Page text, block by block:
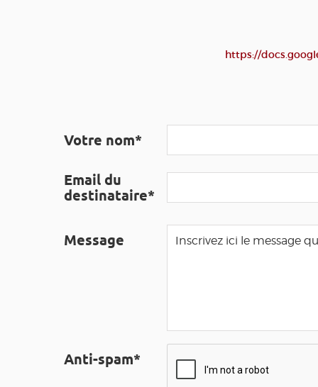
https://
Votre nom*
Email du
destinataire*
Message
Anti-spam*